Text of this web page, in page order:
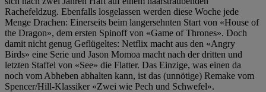
Rachefeldzug. Ebenfalls losgelassen werden diese Woche jede
Menge Drachen: Einerseits beim langersehnten Start von «House of
the Dragon», dem ersten Spinoff von «Game of Thrones». Doch
damit nicht genug Geflügeltes: Netflix macht aus den «Angry
Birds» eine Serie und Jason Momoa macht nach der dritten und
letzten Staffel von «See» die Flatter. Das Einzige, was einen da
noch vom Abheben abhalten kann, ist das (unnötige) Remake vom
Spencer/Hill-Klassiker «Zwei wie Pech und Schwefel».